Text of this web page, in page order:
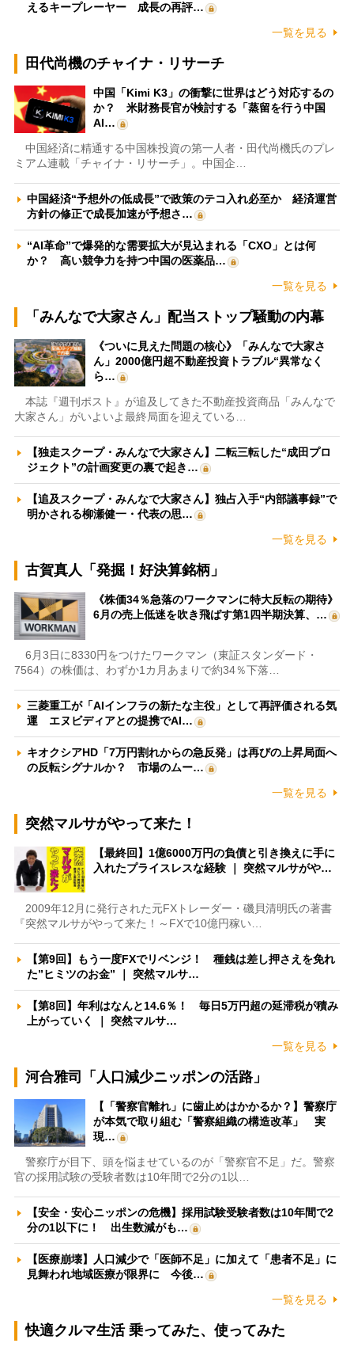
えるキープレーヤー 成長の再評…
一覧を見る
田代尚機のチャイナ・リサーチ
中国「Kimi K3」の衝撃に世界はどう対応するの
か？ 米財務長官が検討する「蒸留を行う中国
AI…
中国経済に精通する中国株投資の第一人者・田代尚機氏のプレ
ミアム連載「チャイナ・リサーチ」。中国企…
中国経済“予想外の低成長”で政策のテコ入れ必至か 経済運営
方針の修正で成長加速が予想さ…
“AI革命”で爆発的な需要拡大が見込まれる「CXO」とは何
か？ 高い競争力を持つ中国の医薬品…
一覧を見る
「みんなで大家さん」配当ストップ騒動の内幕
《ついに見えた問題の核心》「みんなで大家さ
ん」2000億円超不動産投資トラブル“異常なく
ら…
本誌『週刊ポスト』が追及してきた不動産投資商品「みんなで
大家さん」がいよいよ最終局面を迎えている…
【独走スクープ・みんなで大家さん】二転三転した“成田プロ
ジェクト”の計画変更の裏で起き…
【追及スクープ・みんなで大家さん】独占入手“内部議事録”で
明かされる柳瀬健一・代表の思…
一覧を見る
古賀真人「発掘！好決算銘柄」
《株価34％急落のワークマンに特大反転の期待》
6月の売上低迷を吹き飛ばす第1四半期決算、…
6月3日に8330円をつけたワークマン（東証スタンダード・
7564）の株価は、わずか1カ月あまりで約34％下落…
三菱重工が「AIインフラの新たな主役」として再評価される気
運 エヌビディアとの提携でAI…
キオクシアHD「7万円割れからの急反発」は再びの上昇局面へ
の反転シグナルか？ 市場のムー…
一覧を見る
突然マルサがやって来た！
【最終回】1億6000万円の負債と引き換えに手に
入れたプライスレスな経験 ｜ 突然マルサがや…
2009年12月に発行された元FXトレーダー・磯貝清明氏の著書
『突然マルサがやって来た！～FXで10億円稼い…
【第9回】もう一度FXでリベンジ！ 種銭は差し押さえを免れ
た”ヒミツのお金” ｜ 突然マルサ…
【第8回】年利はなんと14.6％！ 毎日5万円超の延滞税が積み
上がっていく ｜ 突然マルサ…
一覧を見る
河合雅司「人口減少ニッポンの活路」
【「警察官離れ」に歯止めはかかるか？】警察庁
が本気で取り組む「警察組織の構造改革」 実
現…
警察庁が目下、頭を悩ませているのが「警察官不足」だ。警察
官の採用試験の受験者数は10年間で2分の1以…
【安全・安心ニッポンの危機】採用試験受験者数は10年間で2
分の1以下に！ 出生数減がも…
【医療崩壊】人口減少で「医師不足」に加えて「患者不足」に
見舞われ地域医療が限界に 今後…
一覧を見る
快適クルマ生活 乗ってみた、使ってみた